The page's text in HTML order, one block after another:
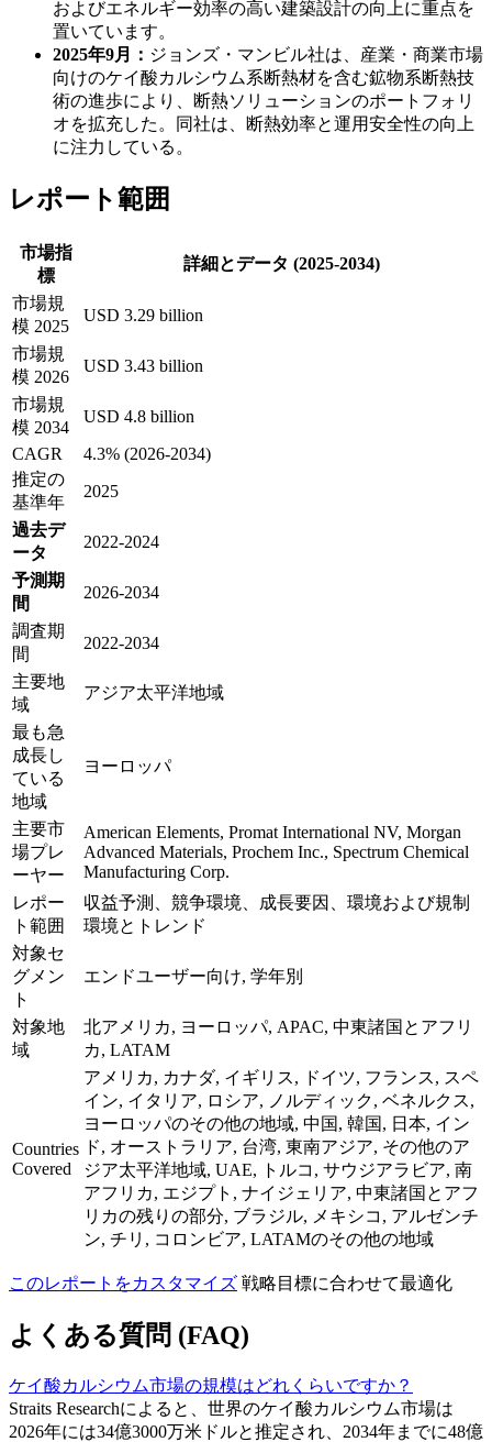
およびエネルギー効率の高い建築設計の向上に重点を
置いています。
2025年9月： ジョンズ・マンビル社は、産業・商業市場
向けのケイ酸カルシウム系断熱材を含む鉱物系断熱技
術の進歩により、断熱ソリューションのポートフォリ
オを拡充した。同社は、断熱効率と運用安全性の向上
に注力している。
レポート範囲
市場指
標
詳細とデータ (2025-2034)
市場規
模 2025
USD 3.29 billion
市場規
模 2026
USD 3.43 billion
市場規
模 2034
USD 4.8 billion
CAGR
4.3% (2026-2034)
推定の
基準年
2025
過去デ
ータ
2022-2024
予測期
間
2026-2034
調査期
間
2022-2034
主要地
域
アジア太平洋地域
最も急
成長し
ている
地域
ヨーロッパ
主要市
場プレ
ーヤー
American Elements, Promat International NV, Morgan
Advanced Materials, Prochem Inc., Spectrum Chemical
Manufacturing Corp.
レポー
ト範囲
収益予測、競争環境、成長要因、環境および規制
環境とトレンド
対象セ
グメン
ト
エンドユーザー向け, 学年別
対象地
域
北アメリカ, ヨーロッパ, APAC, 中東諸国とアフリ
カ, LATAM
Countries
Covered
アメリカ, カナダ, イギリス, ドイツ, フランス, スペ
イン, イタリア, ロシア, ノルディック, ベネルクス,
ヨーロッパのその他の地域, 中国, 韓国, 日本, イン
ド, オーストラリア, 台湾, 東南アジア, その他のア
ジア太平洋地域, UAE, トルコ, サウジアラビア, 南
アフリカ, エジプト, ナイジェリア, 中東諸国とアフ
リカの残りの部分, ブラジル, メキシコ, アルゼンチ
ン, チリ, コロンビア, LATAMのその他の地域
このレポートをカスタマイズ 戦略目標に合わせて最適化
よくある質問 (FAQ)
ケイ酸カルシウム市場の規模はどれくらいですか？
Straits Researchによると、世界のケイ酸カルシウム市場は
2026年には34億3000万米ドルと推定され、2034年までに48億